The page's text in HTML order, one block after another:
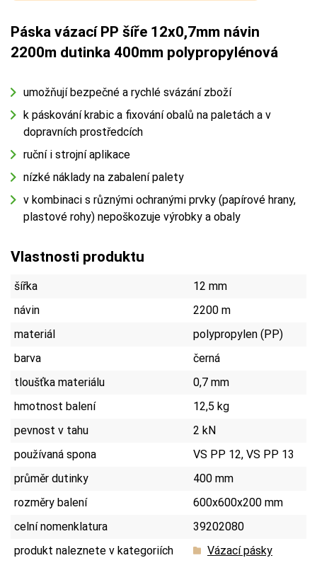
Páska vázací PP šíře 12x0,7mm návin
2200m dutinka 400mm polypropylénová
umožňují bezpečné a rychlé svázání zboží
k páskování krabic a fixování obalů na paletách a v
dopravních prostředcích
ruční i strojní aplikace
nízké náklady na zabalení palety
v kombinaci s různými ochranými prvky (papírové hrany,
plastové rohy) nepoškozuje výrobky a obaly
Vlastnosti produktu
šířka
12 mm
návin
2200 m
materiál
polypropylen (PP)
barva
černá
tloušťka materiálu
0,7 mm
hmotnost balení
12,5 kg
pevnost v tahu
2 kN
používaná spona
VS PP 12, VS PP 13
průměr dutinky
400 mm
rozměry balení
600x600x200 mm
celní nomenklatura
39202080
produkt naleznete v kategoriích
Vázací pásky